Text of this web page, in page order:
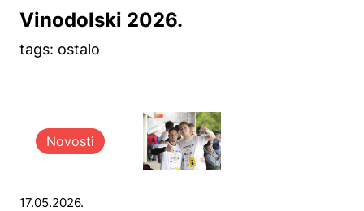
Vinodolski 2026.
tags: ostalo
Novosti
17.05.2026.